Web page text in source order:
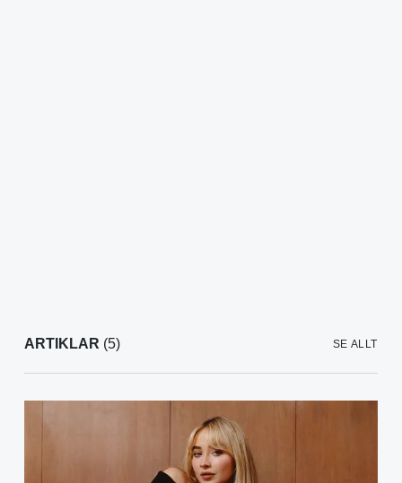
ARTIKLAR (5) SE ALLT